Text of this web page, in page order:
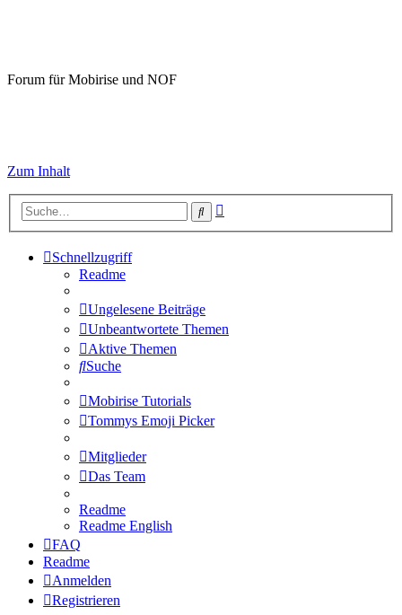
Forum für Mobirise und NOF
Zum Inhalt
Suche
Schnellzugriff
Readme
Ungelesene Beiträge
Unbeantwortete Themen
Aktive Themen
Suche
Mobirise Tutorials
Tommys Emoji Picker
Mitglieder
Das Team
Readme
Readme English
FAQ
Readme
Anmelden
Registrieren